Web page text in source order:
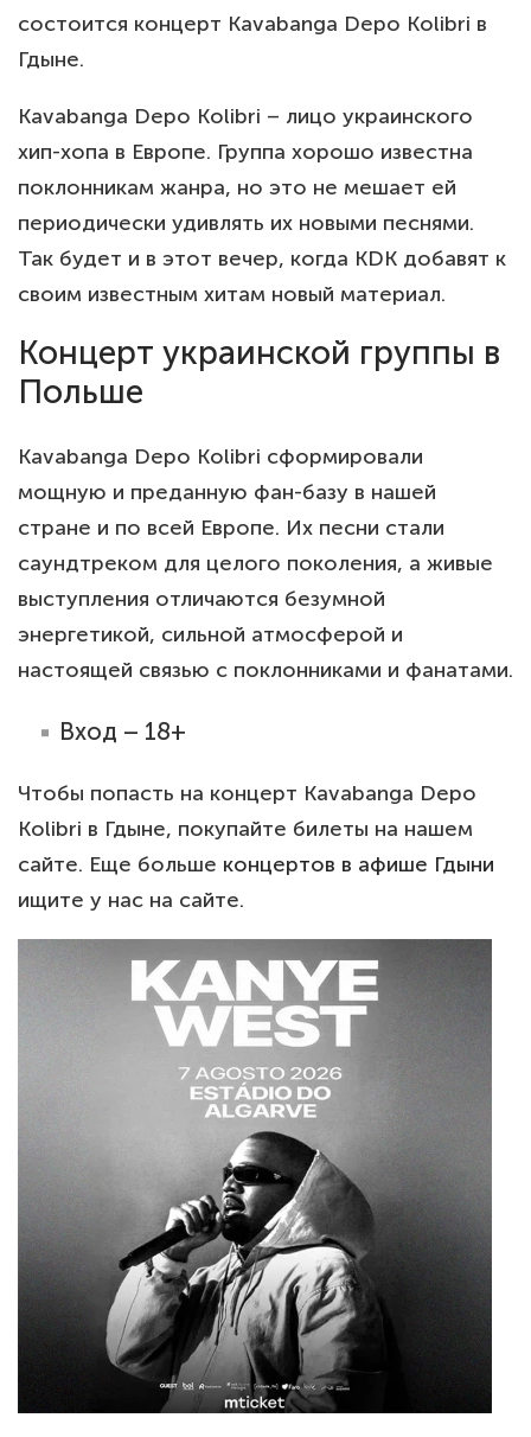
состоится концерт Kavabanga Depo Kolibri в
Гдыне.
Kavabanga Depo Kolibri – лицо украинского
хип-хопа в Европе. Группа хорошо известна
поклонникам жанра, но это не мешает ей
периодически удивлять их новыми песнями.
Так будет и в этот вечер, когда KDK добавят к
своим известным хитам новый материал.
Концерт украинской группы в
Польше
Kavabanga Depo Kolibri сформировали
мощную и преданную фан-базу в нашей
стране и по всей Европе. Их песни стали
саундтреком для целого поколения, а живые
выступления отличаются безумной
энергетикой, сильной атмосферой и
настоящей связью с поклонниками и фанатами.
Вход – 18+
Чтобы попасть на концерт Kavabanga Depo
Kolibri в Гдыне, покупайте билеты на нашем
сайте. Еще больше концертов в афише Гдыни
ищите у нас на сайте.